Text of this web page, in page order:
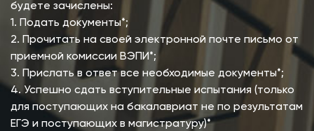
будете зачислены:
1. Подать документы*;
2. Прочитать на своей электронной почте письмо от
приемной комиссии ВЭПИ*;
3. Прислать в ответ все необходимые документы*;
4. Успешно сдать вступительные испытания (только
для поступающих на бакалавриат не по результатам
ЕГЭ и поступающих в магистратуру)*